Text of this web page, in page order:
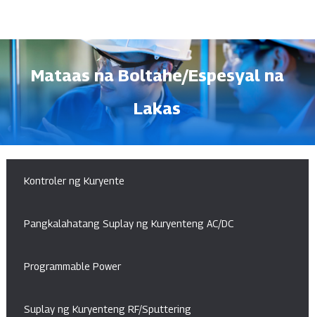
Mataas na Boltahe/Espesyal na
Lakas
Kontroler ng Kuryente
Pangkalahatang Suplay ng Kuryenteng AC/DC
Programmable Power
Suplay ng Kuryenteng RF/Sputtering